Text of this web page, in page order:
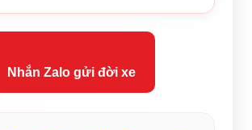
Nhắn Zalo gửi đời xe